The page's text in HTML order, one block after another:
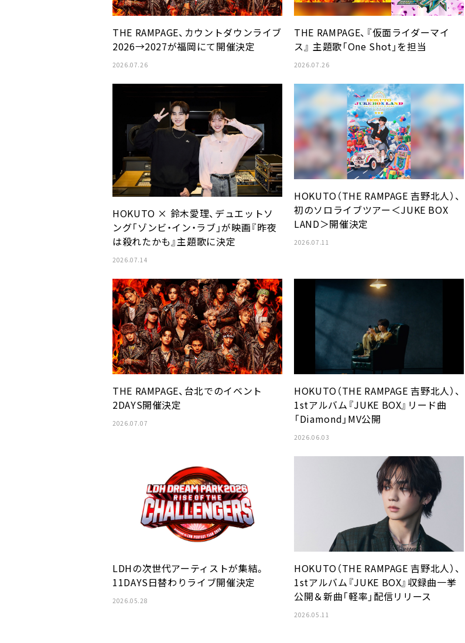
THE RAMPAGE、カウントダウンライブ
2026→2027が福岡にて開催決定
2026.07.26
THE RAMPAGE、『仮面ライダーマイ
ス』 主題歌「One Shot」を担当
2026.07.26
HOKUTO × 鈴木愛理、デュエットソ
ング「ゾンビ・イン・ラブ」が映画『昨夜
は殺れたかも』主題歌に決定
2026.07.14
HOKUTO（THE RAMPAGE 吉野北人）、
初のソロライブツアー＜JUKE BOX
LAND＞開催決定
2026.07.11
THE RAMPAGE、台北でのイベント
2DAYS開催決定
2026.07.07
HOKUTO（THE RAMPAGE 吉野北人）、
1stアルバム『JUKE BOX』リード曲
「Diamond」MV公開
2026.06.03
LDHの次世代アーティストが集結。
11DAYS日替わりライブ開催決定
2026.05.28
HOKUTO（THE RAMPAGE 吉野北人）、
1stアルバム『JUKE BOX』収録曲一挙
公開＆新曲「軽率」配信リリース
2026.05.11